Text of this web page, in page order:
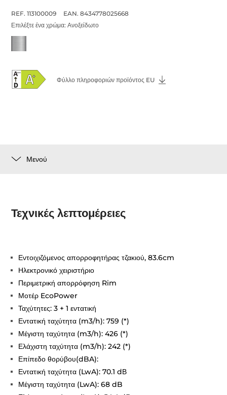
REF. 113100009
EAN. 8434778025668
Επιλέξτε ένα χρώμα:Ανοξείδωτο
Φύλλο πληροφοριών προϊόντος EU
Μενού
Τεχνικές λεπτομέρειες
Εντοιχιζόμενος απορροφητήρας τζακιού, 83.6cm
Ηλεκτρονικό χειριστήριο
Περιμετρική απορρόφηση Rim
Μοτέρ EcoPower
Ταχύτητες: 3 + 1 εντατική
Εντατική ταχύτητα (m3/h): 759 (*)
Μέγιστη ταχύτητα (m3/h): 426 (*)
Ελάχιστη ταχύτητα (m3/h): 242 (*)
Επίπεδο θορύβου(dBA):
Εντατική ταχύτητα (LwA): 70.1 dΒ
Μέγιστη ταχύτητα (LwA): 68 dB